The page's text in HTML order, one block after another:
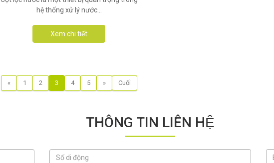
hệ thống xử lý nước...
Xem chi tiết
« 1 2 3 4 5 » Cuối
THÔNG TIN LIÊN HỆ